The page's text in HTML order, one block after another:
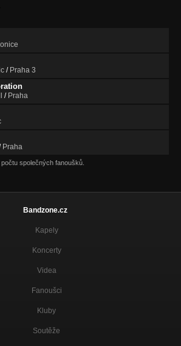
/ Praha 3
/ Praha
Praha
společných fanoušků.
Bandzone.cz
Kapely
Koncerty
Videa
Fanoušci
Kluby
Soutěže